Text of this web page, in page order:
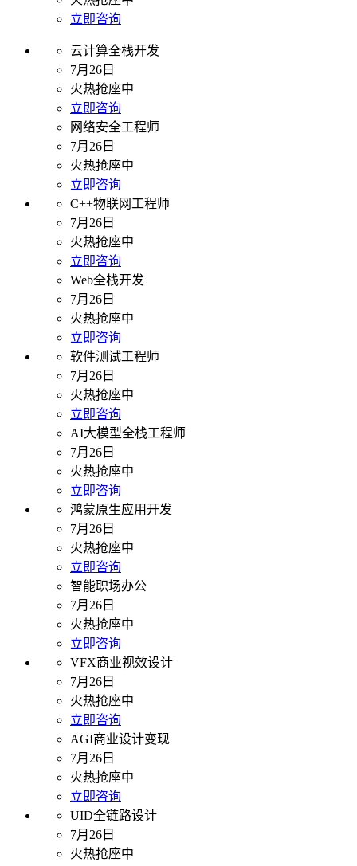
立即咨询
云计算全栈开发
7月26日
火热抢座中
立即咨询
网络安全工程师
7月26日
火热抢座中
立即咨询
C++物联网工程师
7月26日
火热抢座中
立即咨询
Web全栈开发
7月26日
火热抢座中
立即咨询
软件测试工程师
7月26日
火热抢座中
立即咨询
AI大模型全栈工程师
7月26日
火热抢座中
立即咨询
鸿蒙原生应用开发
7月26日
火热抢座中
立即咨询
智能职场办公
7月26日
火热抢座中
立即咨询
VFX商业视效设计
7月26日
火热抢座中
立即咨询
AGI商业设计变现
7月26日
火热抢座中
立即咨询
UID全链路设计
7月26日
火热抢座中